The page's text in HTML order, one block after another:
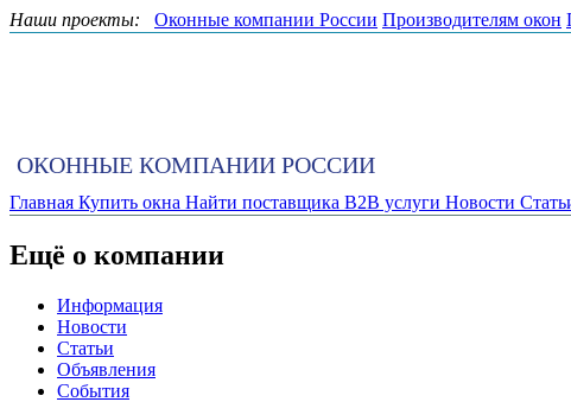
Наши проекты: Оконные компании России Производителям окон
ОКОННЫЕ КОМПАНИИ РОССИИ
Главная Купить окна Найти поставщика B2B услуги Новости
Ещё о компании
Информация
Новости
Статьи
Объявления
События